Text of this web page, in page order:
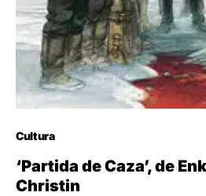
Cultura
‘Partida de Caza’, de
Christin